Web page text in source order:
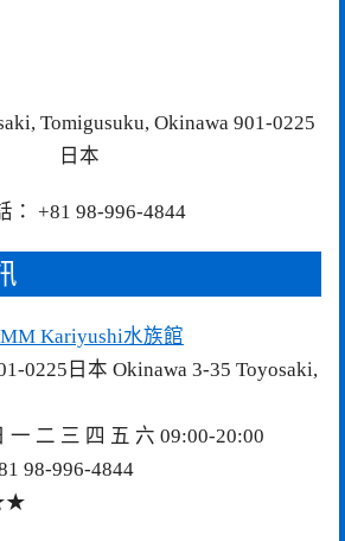
Tomigusuku, Okinawa 901-0225
日本
： +81 98-996-4844
Kariyushi水族館
0225日本 Okinawa 3-35 Toyosaki,
一 二 三 四 五 六 09:00-20:00
98-996-4844